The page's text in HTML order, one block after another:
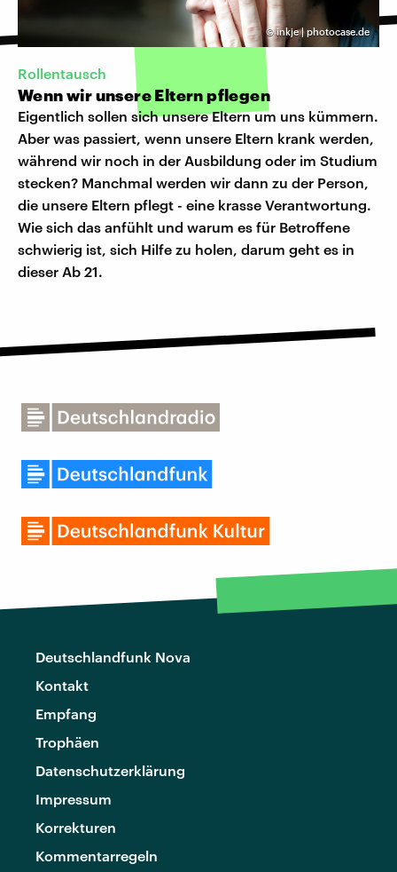
©inkje | photocase.de
Rollentausch
Wenn wir unsere Eltern pflegen
Eigentlich sollen sich unsere Eltern um uns kümmern.
Aber was passiert, wenn unsere Eltern krank werden,
während wir noch in der Ausbildung oder im Studium
stecken? Manchmal werden wir dann zu der Person,
die unsere Eltern pflegt - eine krasse Verantwortung.
Wie sich das anfühlt und warum es für Betroffene
schwierig ist, sich Hilfe zu holen, darum geht es in
dieser Ab 21.
Deutschlandfunk Nova
Kontakt
Empfang
Trophäen
Datenschutzerklärung
Impressum
Korrekturen
Kommentarregeln